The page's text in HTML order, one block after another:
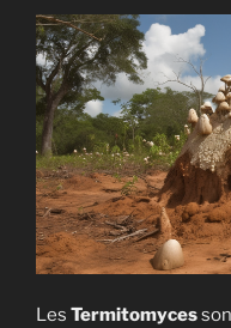
la
vie
Les Termitomyces